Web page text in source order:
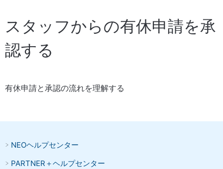
スタッフからの有休申請を承
認する
有休申請と承認の流れを理解する
NEOヘルプセンター
PARTNER＋ヘルプセンター